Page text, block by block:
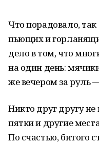
Что порадовало, так
пьющих и
дело в том, что
на один день:
же вечером за руль
Никто друг другу
пятки и другие
По счастью, битого